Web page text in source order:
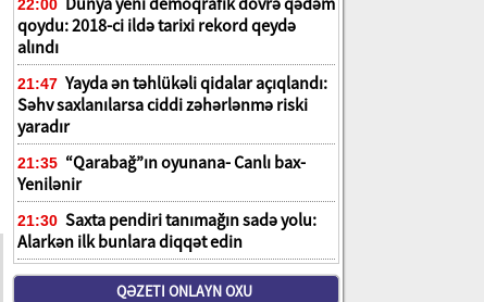
22:00
qoydu: 2018-ci ildə tarixi rekord qeydə
alındı
21:47 Yayda ən təhlükəli qidalar açıqlandı:
Səhv saxlanılarsa ciddi zəhərlənmə riski
yaradır
21:35 “Qarabağ”ın oyunana- Canlı bax-
Yenilənir
21:30 Saxta pendiri tanımağın sadə yolu:
Alarkən ilk bunlara diqqət edin
QƏZETI ONLAYN OXU